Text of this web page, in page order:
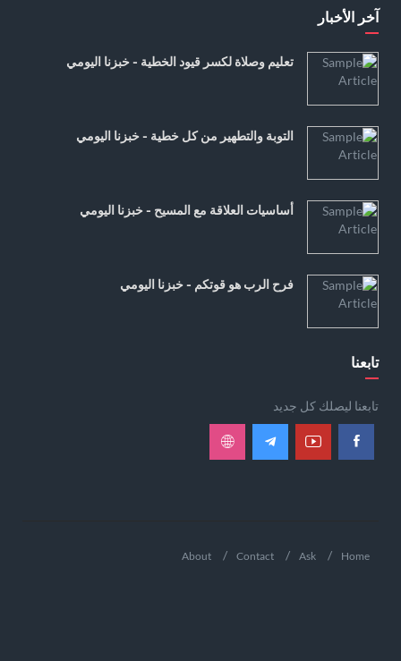
آخر الأخبار
تعليم وصلاة لكسر قيود الخطية - خبزنا اليومي
التوبة والتطهير من كل خطية - خبزنا اليومي
أساسيات العلاقة مع المسيح - خبزنا اليومي
فرح الرب هو قوتكم - خبزنا اليومي
تابعنا
تابعنا ليصلك كل جديد
Home
Ask
Contact
About